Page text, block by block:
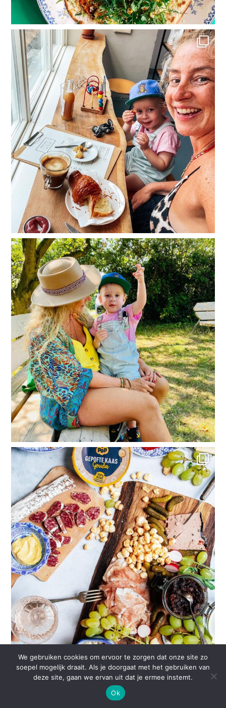
We gebruiken cookies om ervoor te zorgen dat onze site zo
soepel mogelijk draait. Als je doorgaat met het gebruiken van
deze site, gaan we ervan uit dat je ermee instemt.
Ok